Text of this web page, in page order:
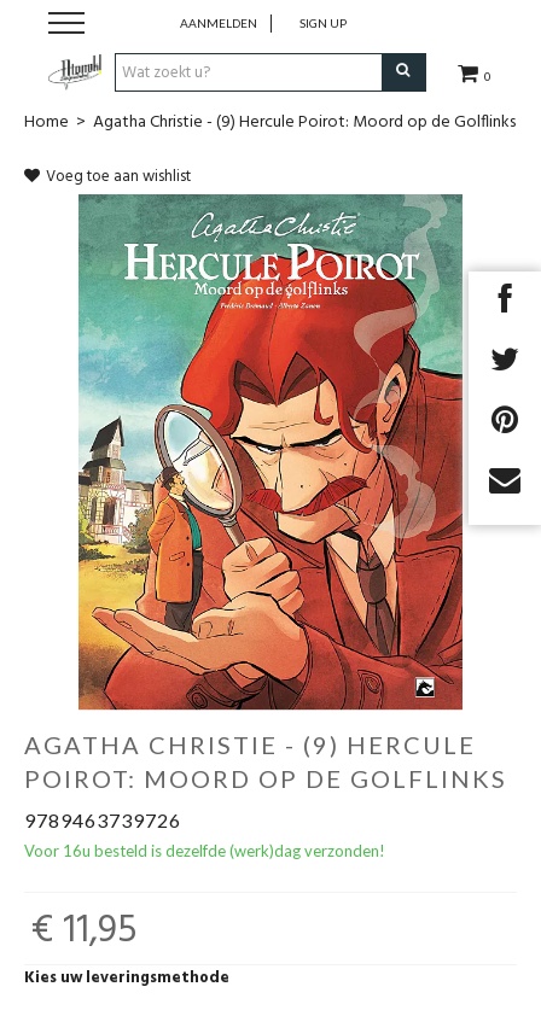
0
AANMELDEN SIGN UP
Strips
Comics
Nieuwsberichten
Pre release
Cadeaubon
RPG Sale
Home > Agatha Christie - (9) Hercule Poirot: Moord op de Golflinks
Voeg toe aan wishlist
AGATHA CHRISTIE - (9) HERCULE
POIROT: MOORD OP DE GOLFLINKS
9789463739726
Voor 16u besteld is dezelfde (werk)dag verzonden!
€ 11,95
Kies uw leveringsmethode